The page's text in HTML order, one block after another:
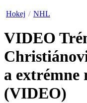
Hokej / NHL
VIDEO
a extrémne
(VIDEO)